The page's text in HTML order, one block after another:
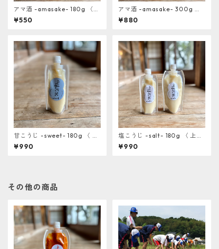
アマ酒 -amasake- 180g 〈
上山棚田の米糀使用〉
¥550
アマ酒 -amasake- 300g 〈
上山棚田の米糀使用〉
¥880
甘こうじ -sweet- 180g 〈 上
山棚田の米糀使用〉
¥990
塩こうじ -salt- 180g 〈 上山
棚田の米糀使用〉
¥990
その他の商品